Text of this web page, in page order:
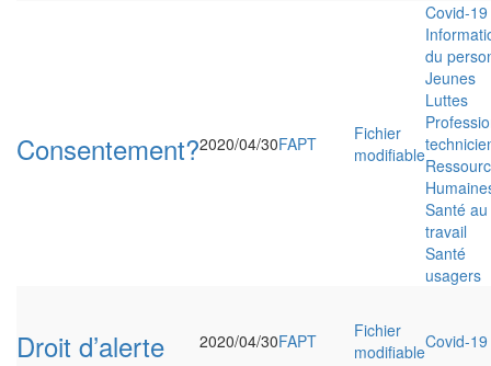
Consentement?2020/04/30FAPT
Fichier
modifiable
Covid-19
du
Jeunes
Luttes
Santé au
travail
Santé
usagers
Droit d’alerte 2020/04/30FAPT
Fichier
modifiableCovid-19